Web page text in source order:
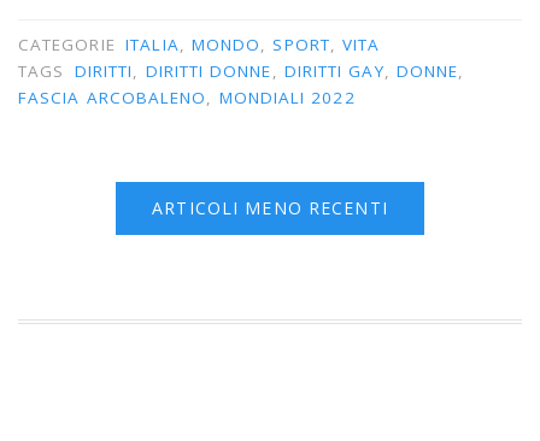
CATEGORIE ITALIA, MONDO, SPORT, VITA
TAGS
DIRITTI, DIRITTI DONNE, DIRITTI GAY, DONNE,
FASCIA ARCOBALENO, MONDIALI 2022
ARTICOLI MENO RECENTI